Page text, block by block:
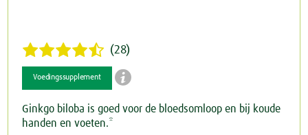
(28)
Voedingssupplement 
Ginkgo biloba is goed voor de bloedsomloop en bij koude
handen en voeten.*